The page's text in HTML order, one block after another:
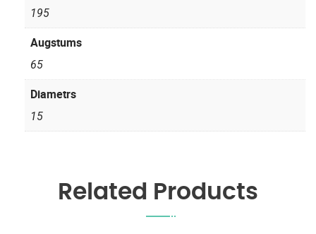
195
Augstums
65
Diametrs
15
Related Products